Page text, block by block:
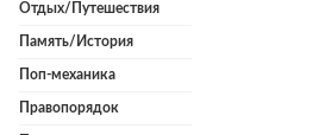
Отдых/Путешествия
Память/История
Поп-механика
Правопорядок